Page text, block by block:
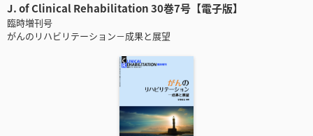
J. of Clinical Rehabilitation 30巻7号【電子版】
臨時増刊号
がんのリハビリテーション－成果と展望